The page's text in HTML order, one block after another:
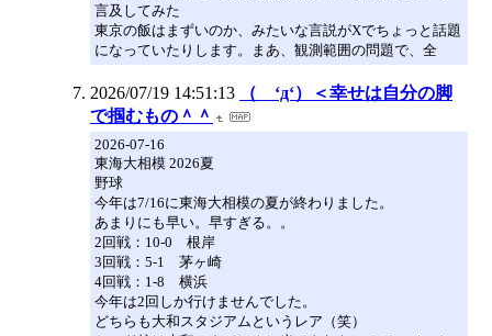
言及してみた
東京の飯はまずいのか、みたいな言説がXでちょっと話題
になっていたりします。まあ、観測範囲の問題で、全
2026/07/19 14:51:13
（ ‘д‘）＜幸せは自分の脚
で掴むもの＾＾
2026-07-16
東海大相模 2026夏
野球
今年は7/16に東海大相模の夏が終わりました。
あまりにも早い。早すぎる。。
2回戦：10-0 根岸
3回戦：5-1 茅ヶ崎
4回戦：1-8 横浜
今年は2回しか行けませんでした。
どちらも大和スタジアムというレア（笑）